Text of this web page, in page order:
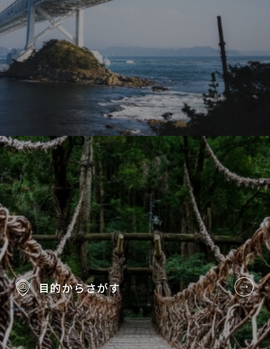
目的からさがす